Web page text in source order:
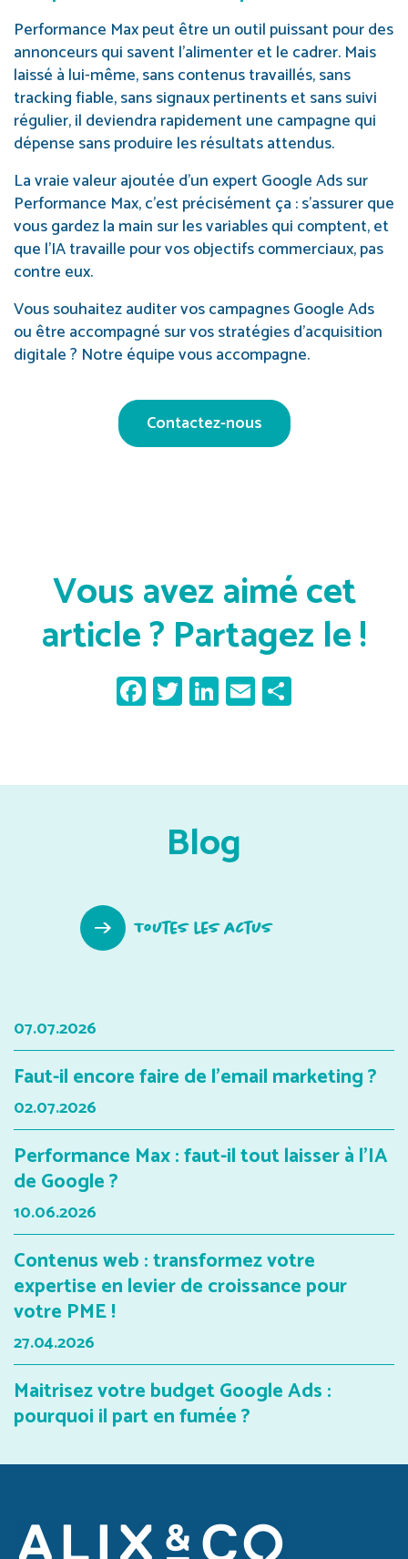
Performance Max peut être un outil puissant pour des
annonceurs qui savent l’alimenter et le cadrer. Mais
laissé à lui-même, sans contenus travaillés, sans
tracking fiable, sans signaux pertinents et sans suivi
régulier, il deviendra rapidement une campagne qui
dépense sans produire les résultats attendus.
La vraie valeur ajoutée d’un expert Google Ads sur
Performance Max, c’est précisément ça : s’assurer que
vous gardez la main sur les variables qui comptent, et
que l’IA travaille pour vos objectifs commerciaux, pas
contre eux.
Vous souhaitez auditer vos campagnes Google Ads
ou être accompagné sur vos stratégies d’acquisition
digitale ? Notre équipe vous accompagne.
Contactez-nous
Vous avez aimé cet
article ? Partagez le !
Facebook
Twitter
LinkedIn
Email
Blog
Toutes les actus
07.07.2026
Faut-il encore faire de l'email marketing ?
02.07.2026
Performance Max : faut-il tout laisser à l'IA
de Google ?
10.06.2026
Contenus web : transformez votre
expertise en levier de croissance pour
votre PME !
27.04.2026
Maitrisez votre budget Google Ads :
pourquoi il part en fumée ?